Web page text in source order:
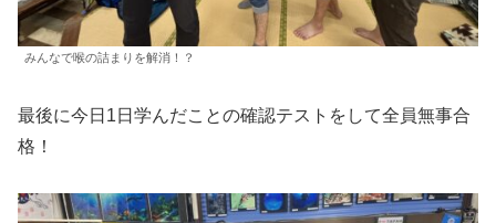
みんなで喉の詰まりを解消！？
最後に今日1日学んだことの確認テストをして全員無事合
格！